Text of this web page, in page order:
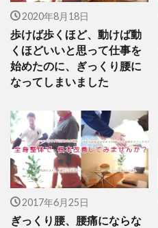
2020年8月18日
歩けば歩くほど、動けば動
くほどいいと思って仕事を
始めたのに、ぎっくり腰に
なってしまいました
2017年6月25日
ぎっくり腰、腰痛にならな